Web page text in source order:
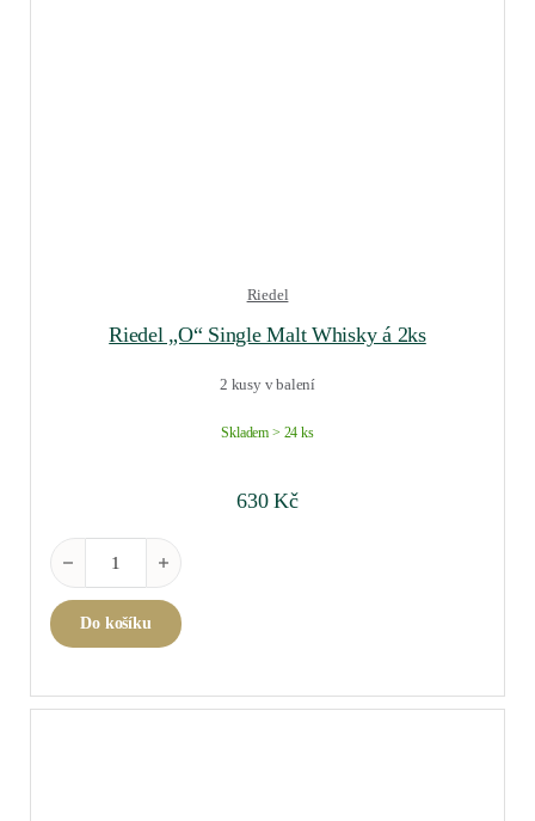
Riedel
Riedel „O“ Single Malt Whisky á 2ks
2 kusy v balení
Skladem > 24 ks
630Kč
Riedel "O" Single Malt Whisky á 2ks množství
Do košíku